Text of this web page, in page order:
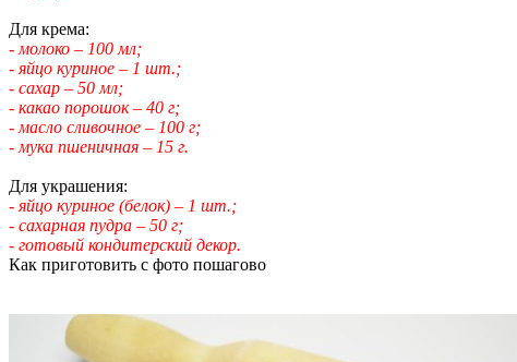
Для крема:
- молоко – 100 мл;
- яйцо куриное – 1 шт.;
- сахар – 50 мл;
- какао порошок – 40 г;
- масло сливочное – 100 г;
- мука пшеничная – 15 г.
Для украшения:
- яйцо куриное (белок) – 1 шт.;
- сахарная пудра – 50 г;
- готовый кондитерский декор.
Как приготовить с фото пошагово